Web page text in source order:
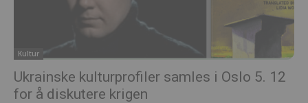
Kultur
Ukrainske kulturprofiler samles i Oslo 5. 12
for å diskutere krigen